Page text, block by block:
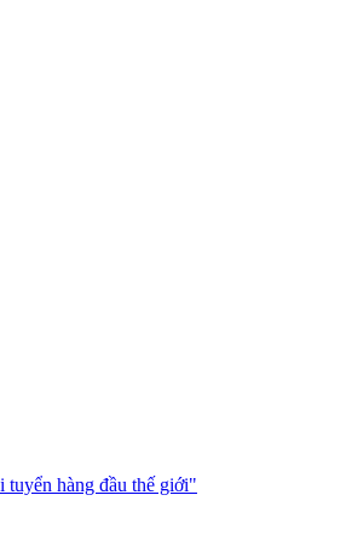
tuyển hàng đầu thế giới"